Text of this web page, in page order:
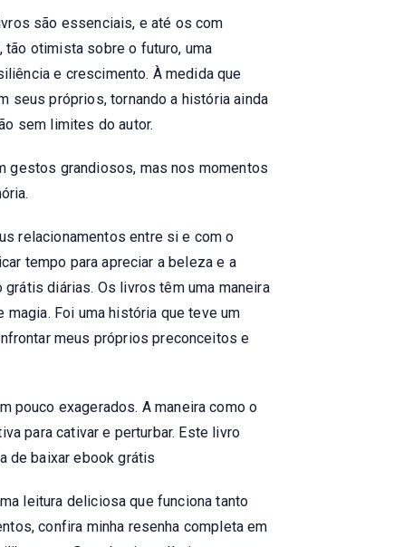
são essenciais, e até os com
tão otimista sobre o futuro, uma
e crescimento. À medida que
seus próprios, tornando a história ainda
sem limites do autor.
gestos grandiosos, mas nos momentos
relacionamentos entre si e com o
tempo para apreciar a beleza e a
diárias. Os livros têm uma maneira
Foi uma história que teve um
meus próprios preconceitos e
pouco exagerados. A maneira como o
para cativar e perturbar. Este livro
de baixar ebook grátis
leitura deliciosa que funciona tanto
confira minha resenha completa em